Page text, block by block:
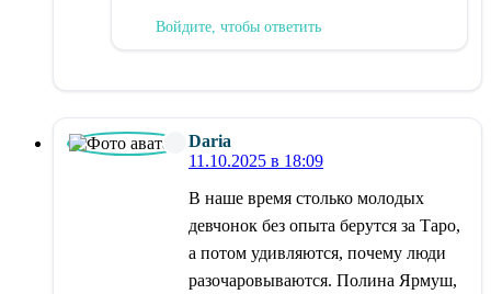
Войдите, чтобы ответить
Daria
11.10.2025 в 18:09
В наше время столько молодых
девчонок без опыта берутся за Таро,
а потом удивляются, почему люди
разочаровываются. Полина Ярмуш,